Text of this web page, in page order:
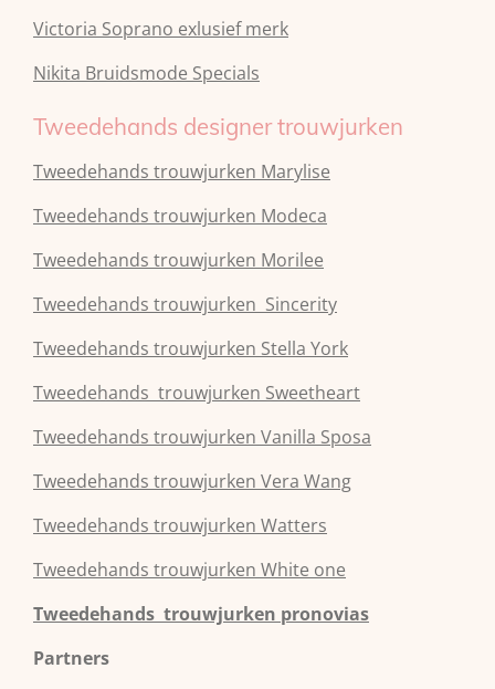
Victoria Soprano exlusief merk
Nikita Bruidsmode Specials
Tweedehands designer trouwjurken
Tweedehands trouwjurken Marylise
Tweedehands trouwjurken Modeca
Tweedehands trouwjurken Morilee
Tweedehands trouwjurken Sincerity
Tweedehands trouwjurken Stella York
Tweedehands trouwjurken Sweetheart
Tweedehands trouwjurken Vanilla Sposa
Tweedehands trouwjurken Vera Wang
Tweedehands trouwjurken Watters
Tweedehands trouwjurken White one
Tweedehands trouwjurken pronovias
Partners